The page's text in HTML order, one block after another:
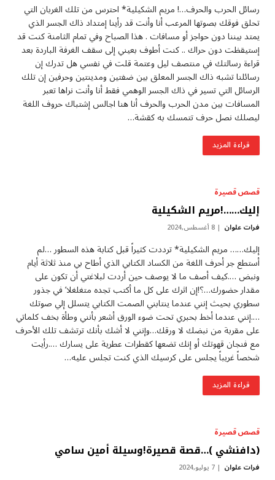
رسائل الحرب والحرف…! مريم الشكيلية* احترس من تلك الغربان التي
تحلق فوقك بصوتها المرعب أنا وأنت قد رأينا إمتداد ذاك الجسر الذي
يمتد بيننا دون حواجز أو مسافات . هذا الصباح وفي تمام الثامنة كنت قد
إستيقظت دون حراك .. كنت أطوف بعيني إلى سقف الغرفة الباردة بعد
قراءة رسالتك في منتصف ليل وعتمة قلت في نفسي هل تدرك إن
رسائلنا تشبه ذاك الجسر المعلق بين ضفتين ومدينتين وحرفين إن تلك
الرسائل التي تسير في ذاك الجسر الوهمي فقط أنا وأنت نراها تعبر
المسافات بين مدن الحرب والحرف أنا هنا اجالس إشتباك حروف اللغة
ليصلك نصل حرف تتمسك به كقشة…
قراءة المزيد
قصص قصيرة
إليك……!مريم الشكيلية
فرات علوان 8 أغسطس,2024
إليك…… مريم الشكيلية* ترددت كثيراً قبل كتابة هذه السطور …لم
أستطع جر أحرف اللغة من الكساد الكتابي الذي أطاح بي منذ ثلاثة أيام
ونبض ….كيف أصف ما لا يوصف حين أردت لبلاغتي أن تكون على
مقدار حضورك…؟!إن اثرك على كل ما أكتب تجده متغلغلا’ في جذور
سطوري بحيث إنني عندما ينتابني الصمت الكتابي يتسلل إلي صوتك
….إنني عندما أخط بحبري تحت ضوء الورق أشعر بأنني وطأة بخف كلماتي
على مقربة من نبضك لا ورقك…وإنني لا أشك بأنك ترتشف تلك الأحرف
مع فنجان قهوتك أو إنك تضعها كقطرات عطرية على يسارك ….رأيت
شخصاً غريباً يجلس على كرسيك الذي كنت تجلس عليه…
قراءة المزيد
قصص قصيرة
(دافنشي )…قصة قصيرة!وسيلة أمين سامي
فرات علوان 7 يوليو,2024